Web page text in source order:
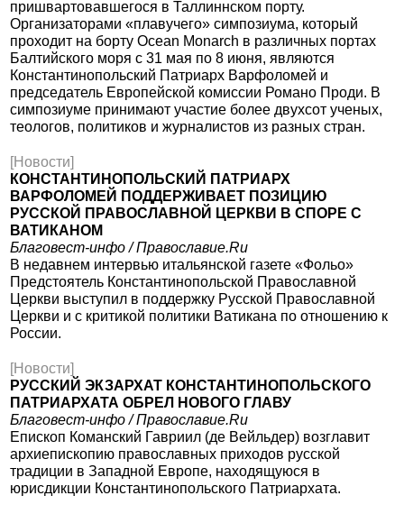
пришвартовавшегося в Таллиннском порту.
Организаторами «плавучего» симпозиума, который
проходит на борту Ocean Monarch в различных портах
Балтийского моря с 31 мая по 8 июня, являются
Константинопольский Патриарх Варфоломей и
председатель Европейской комиссии Романо Проди. В
симпозиуме принимают участие более двухсот ученых,
теологов, политиков и журналистов из разных стран.
[Новости]
КОНСТАНТИНОПОЛЬСКИЙ ПАТРИАРХ
ВАРФОЛОМЕЙ ПОДДЕРЖИВАЕТ ПОЗИЦИЮ
РУССКОЙ ПРАВОСЛАВНОЙ ЦЕРКВИ В СПОРЕ С
ВАТИКАНОМ
Благовест-инфо / Православие.Ru
В недавнем интервью итальянской газете «Фольо»
Предстоятель Константинопольской Православной
Церкви выступил в поддержку Русской Православной
Церкви и с критикой политики Ватикана по отношению к
России.
[Новости]
РУССКИЙ ЭКЗАРХАТ КОНСТАНТИНОПОЛЬСКОГО
ПАТРИАРХАТА ОБРЕЛ НОВОГО ГЛАВУ
Благовест-инфо / Православие.Ru
Епископ Команский Гавриил (де Вейльдер) возглавит
архиепископию православных приходов русской
традиции в Западной Европе, находящуюся в
юрисдикции Константинопольского Патриархата.